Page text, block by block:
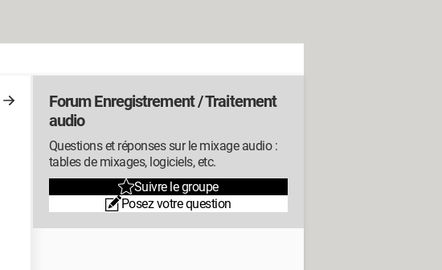
Forum Enregistrement / Traitement
audio
Questions et réponses sur le mixage audio :
tables de mixages, logiciels, etc.
Suivre le groupe
Posez votre question